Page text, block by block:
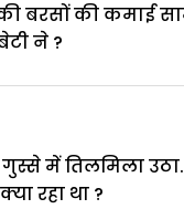
बरसों की कमाई
ने ?
में तिलमिला उठा.
रहा था ?